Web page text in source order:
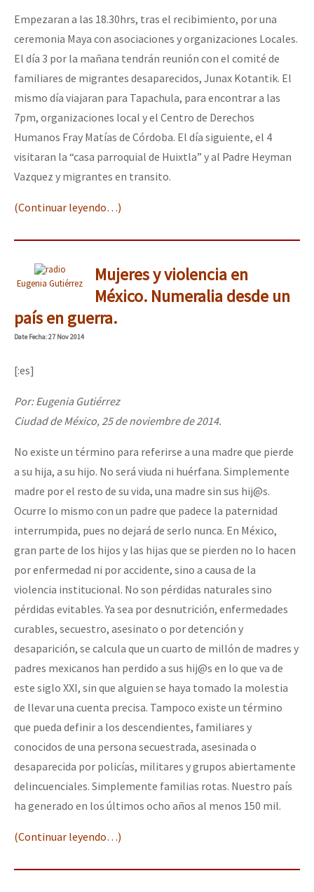
Empezaran a las 18.30hrs, tras el recibimiento, por una
ceremonia Maya con asociaciones y organizaciones Locales.
El día 3 por la mañana tendrán reunión con el comité de
familiares de migrantes desaparecidos, Junax Kotantik. El
mismo día viajaran para Tapachula, para encontrar a las
7pm, organizaciones local y el Centro de Derechos
Humanos Fray Matías de Córdoba. El día siguiente, el 4
visitaran la “casa parroquial de Huixtla” y al Padre Heyman
Vazquez y migrantes en transito.
(Continuar leyendo…)
Eugenia Gutiérrez
Mujeres y violencia en
México. Numeralia desde un
país en guerra.
DateFecha: 27 Nov 2014
[:es]
Por: Eugenia Gutiérrez
Ciudad de México, 25 de noviembre de 2014.
No existe un término para referirse a una madre que pierde
a su hija, a su hijo. No será viuda ni huérfana. Simplemente
madre por el resto de su vida, una madre sin sus hij@s.
Ocurre lo mismo con un padre que padece la paternidad
interrumpida, pues no dejará de serlo nunca. En México,
gran parte de los hijos y las hijas que se pierden no lo hacen
por enfermedad ni por accidente, sino a causa de la
violencia institucional. No son pérdidas naturales sino
pérdidas evitables. Ya sea por desnutrición, enfermedades
curables, secuestro, asesinato o por detención y
desaparición, se calcula que un cuarto de millón de madres y
padres mexicanos han perdido a sus hij@s en lo que va de
este siglo XXI, sin que alguien se haya tomado la molestia
de llevar una cuenta precisa. Tampoco existe un término
que pueda definir a los descendientes, familiares y
conocidos de una persona secuestrada, asesinada o
desaparecida por policías, militares y grupos abiertamente
delincuenciales. Simplemente familias rotas. Nuestro país
ha generado en los últimos ocho años al menos 150 mil.
(Continuar leyendo…)